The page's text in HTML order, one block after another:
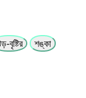
বৃষ্টির
শঙ্কা